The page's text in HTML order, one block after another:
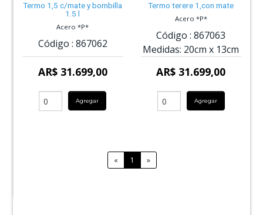
Termo 1,5 c/mate y bombilla
1.5 l
Acero *P*
Código : 867062
AR$ 31.699,00
Agregar
Termo terere 1,con mate
Acero *P*
Código : 867063
Medidas: 20cm x 13cm
AR$ 31.699,00
Agregar
« 1 »